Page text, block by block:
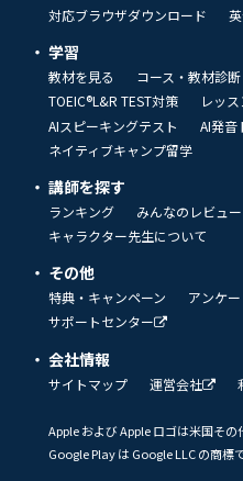
対応ブラウザダウンロード
学習
教材を見る コース・教材診断
TOEIC®L&R TEST対策
レッ
AIスピーキングテスト
AI発音
ネイティブキャンプ留学
講師を探す
ランキング みんなのレビュー
キャラクター先生について
その他
特典・キャンペーン アンケ
サポートセンター
会社情報
サイトマップ 運営会社
Apple および Apple ロゴは米国そ
Google Play は Google LLC の商標で